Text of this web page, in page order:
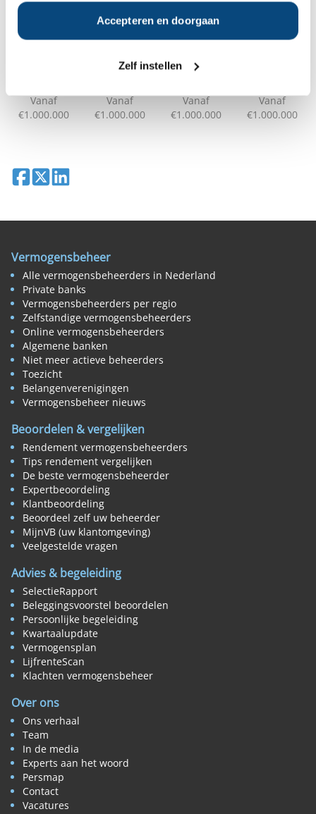
Accepteren en doorgaan
Zelf instellen
Vanaf
€1.000.000
Vanaf
€1.000.000
Vanaf
€1.000.000
Vanaf
€1.000.000
Deel op Facebook
Deel op XDeel op LinkedIn
Vermogensbeheer
Alle vermogensbeheerders in Nederland
Private banks
Vermogensbeheerders per regio
Zelfstandige vermogensbeheerders
Online vermogensbeheerders
Algemene banken
Niet meer actieve beheerders
Toezicht
Belangenverenigingen
Vermogensbeheer nieuws
Beoordelen & vergelijken
Rendement vermogensbeheerders
Tips rendement vergelijken
De beste vermogensbeheerder
Expertbeoordeling
Klantbeoordeling
Beoordeel zelf uw beheerder
MijnVB (uw klantomgeving)
Veelgestelde vragen
Advies & begeleiding
SelectieRapport
Beleggingsvoorstel beoordelen
Persoonlijke begeleiding
Kwartaalupdate
Vermogensplan
LijfrenteScan
Klachten vermogensbeheer
Over ons
Ons verhaal
Team
In de media
Experts aan het woord
Persmap
Contact
Vacatures